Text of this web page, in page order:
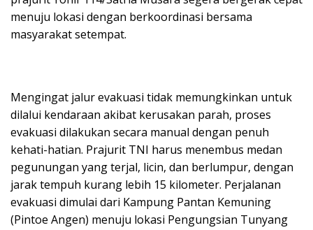
menuju lokasi dengan berkoordinasi bersama
masyarakat setempat.
Mengingat jalur evakuasi tidak memungkinkan untuk
dilalui kendaraan akibat kerusakan parah, proses
evakuasi dilakukan secara manual dengan penuh
kehati-hatian. Prajurit TNI harus menembus medan
pegunungan yang terjal, licin, dan berlumpur, dengan
jarak tempuh kurang lebih 15 kilometer. Perjalanan
evakuasi dimulai dari Kampung Pantan Kemuning
(Pintoe Angen) menuju lokasi Pengungsian Tunyang